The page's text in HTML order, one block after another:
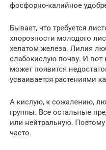
фосфорно-калийное
Бывает, что требуется
хлорозности молодого
хелатом железа. Лилия
слабокислую почву. И вот
может появится
усваивается растениями
А кислую, к сожалению,
группы. Все остальные
или нейтральную.
часто.